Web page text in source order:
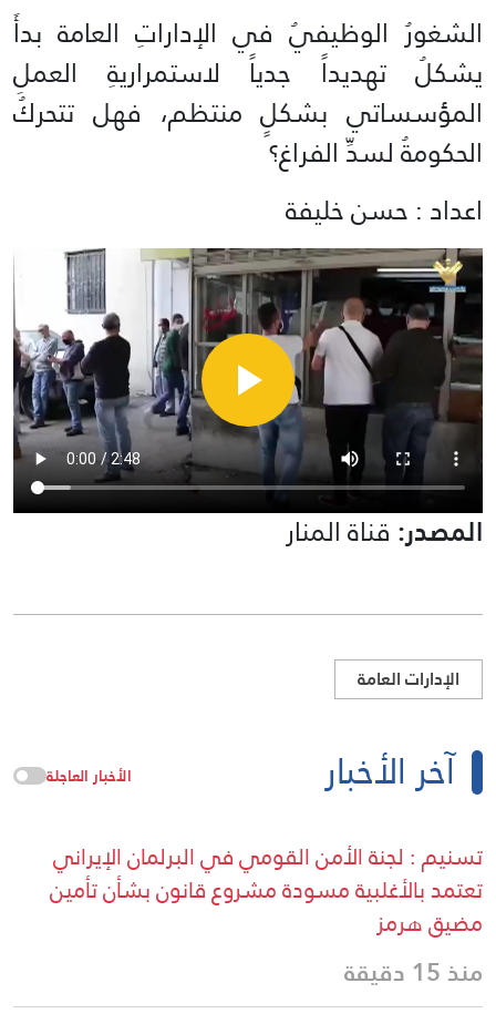
الشغورُ الوظيفيُ في الإداراتِ العامة بدأَ
يشكلُ تهديداً جدياً لاستمراريةِ العملِ
المؤسساتي بشكلٍ منتظم، فهل تتحركُ
الحكومةُ لسدِّ الفراغ؟
اعداد : حسن خليفة
المصدر: قناة المنار
الإدارات العامة
آخر الأخبار الأخبار العاجلة
تسنيم : لجنة الأمن القومي في البرلمان الإيراني
تعتمد بالأغلبية مسودة مشروع قانون بشأن تأمين
مضيق هرمز
منذ 15 دقيقة